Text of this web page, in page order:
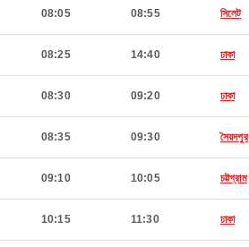
08:05 08:55 সিলেট
08:25 14:40 ঢাকা
08:30 09:20 ঢাকা
08:35 09:30 সৈয়দপুর
09:10 10:05 চট্টগ্রাম
10:15 11:30 ঢাকা